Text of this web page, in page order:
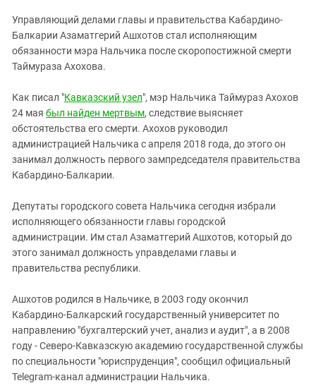
КАВКАЗ ЗА ПАЛЕСТИНУ
ИНАКОМЫСЛИЕ В ЧЕЧНЕ
ПРЕСЛЕДОВАНИЕ АКТИВИСТОВ
Ингушетия
Кабардино-Балкария
Карачаево-Черкесия
Краснодарский край
Нагорный Карабах
Российская Федерация
Северная Осетия - Алания
Ставропольский край
Чечня
Южная Осетия
Южный Кавказ
ЮФО
Управляющий делами главы и правительства Кабардино-
Балкарии Азаматгерий Ашхотов стал исполняющим
обязанности мэра Нальчика после скоропостижной смерти
Таймураза Ахохова.
Как писал "Кавказский узел", мэр Нальчика Таймураз Ахохов
24 мая был найден мертвым, следствие выясняет
обстоятельства его смерти. Ахохов руководил
администрацией Нальчика с апреля 2018 года, до этого он
занимал должность первого зампредседателя правительства
Кабардино-Балкарии.
Депутаты городского совета Нальчика сегодня избрали
исполняющего обязанности главы городской
администрации. Им стал Азаматгерий Ашхотов, который до
этого занимал должность управделами главы и
правительства республики.
Ашхотов родился в Нальчике, в 2003 году окончил
Кабардино-Балкарский государственный университет по
направлению "бухгалтерский учет, анализ и аудит", а в 2008
году - Северо-Кавказскую академию государственной службы
по специальности "юриспруденция", сообщил официальный
Telegram-канал администрации Нальчика.